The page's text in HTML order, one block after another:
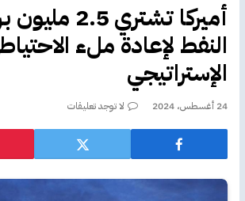
أميركا تشتري
النفط لإعادة ملء
الإستراتيجي
24 أغسطس، 2024 لا توجد تعليقات